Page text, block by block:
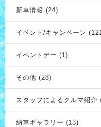
新車情報 (24)
イベント/キャンペーン
イベントデー (1)
その他 (28)
スタッフによるクルマ紹介
納車ギャラリー (13)